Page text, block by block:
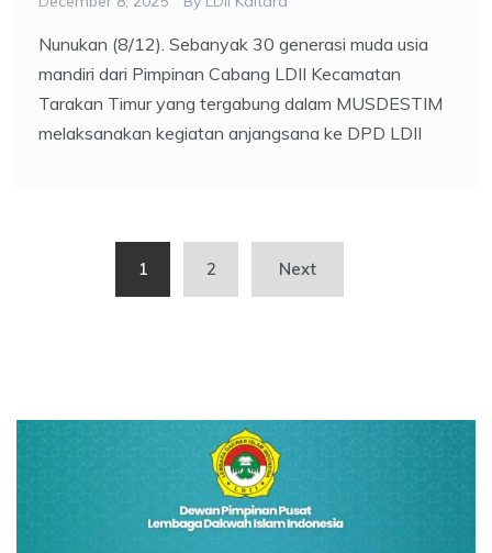
Nunukan (8/12). Sebanyak 30 generasi muda usia
mandiri dari Pimpinan Cabang LDII Kecamatan
Tarakan Timur yang tergabung dalam MUSDESTIM
melaksanakan kegiatan anjangsana ke DPD LDII
pagination
1 2 Next